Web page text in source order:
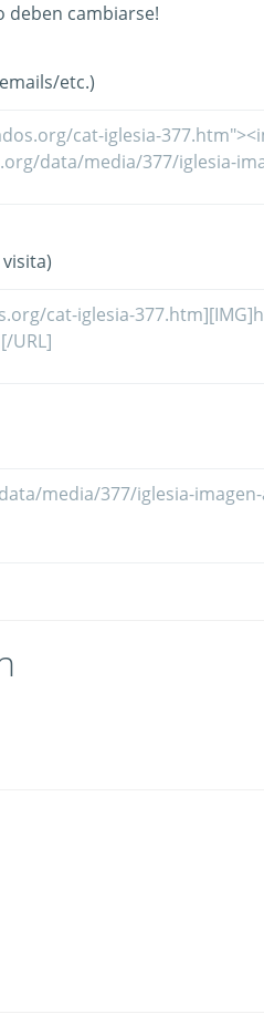
deben cambiarse!
etc.)